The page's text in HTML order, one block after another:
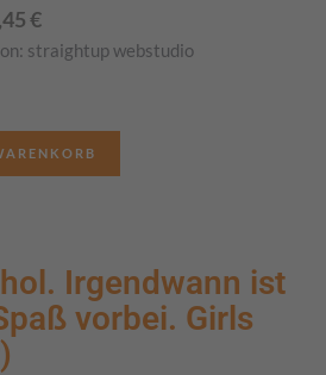
€
straightup webstudio
Irgendwann ist
vorbei. Girls